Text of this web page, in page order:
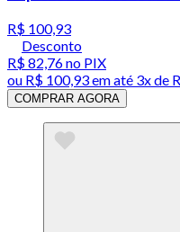
R$ 100,93
Desconto
R$ 82,76no PIX
ou R$ 100,93em até 3x de
COMPRAR AGORA